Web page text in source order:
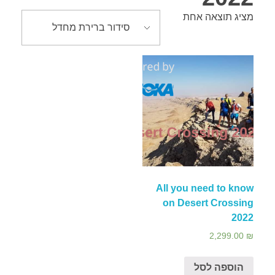
אירועים
Desert Crossing 2022
מציג תוצאה אחת
All you need to know
on Desert Crossing
2022
2,299.00 ₪
הוספה לסל